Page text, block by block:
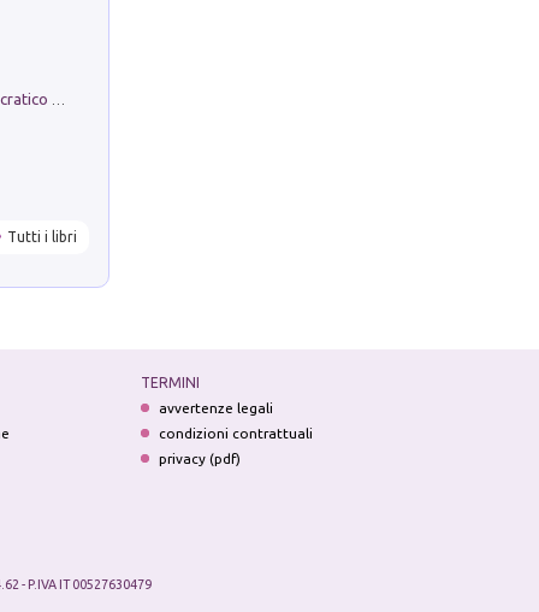
Tutti i libri
TERMINI
avvertenze legali
condizioni contrattuali
privacy (pdf)
- P.IVA IT 00527630479